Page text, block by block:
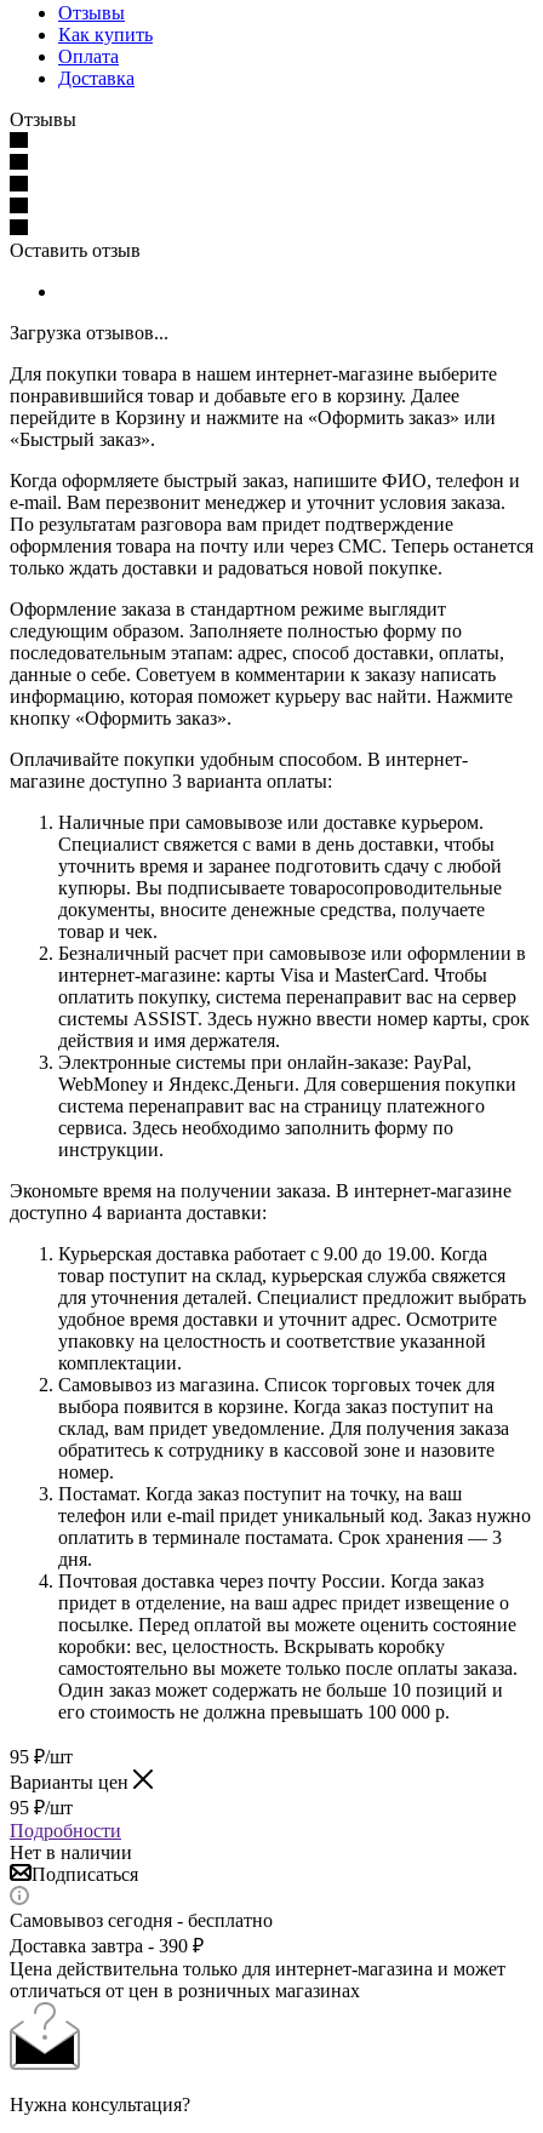
Отзывы
Как купить
Оплата
Доставка
Отзывы
Оставить отзыв
Загрузка отзывов...
Для покупки товара в нашем интернет-магазине выберите
понравившийся товар и добавьте его в корзину. Далее
перейдите в Корзину и нажмите на «Оформить заказ» или
«Быстрый заказ».
Когда оформляете быстрый заказ, напишите ФИО, телефон и
e-mail. Вам перезвонит менеджер и уточнит условия заказа.
По результатам разговора вам придет подтверждение
оформления товара на почту или через СМС. Теперь останется
только ждать доставки и радоваться новой покупке.
Оформление заказа в стандартном режиме выглядит
следующим образом. Заполняете полностью форму по
последовательным этапам: адрес, способ доставки, оплаты,
данные о себе. Советуем в комментарии к заказу написать
информацию, которая поможет курьеру вас найти. Нажмите
кнопку «Оформить заказ».
Оплачивайте покупки удобным способом. В интернет-
магазине доступно 3 варианта оплаты:
Наличные при самовывозе или доставке курьером.
Специалист свяжется с вами в день доставки, чтобы
уточнить время и заранее подготовить сдачу с любой
купюры. Вы подписываете товаросопроводительные
документы, вносите денежные средства, получаете
товар и чек.
Безналичный расчет при самовывозе или оформлении в
интернет-магазине: карты Visa и MasterCard. Чтобы
оплатить покупку, система перенаправит вас на сервер
системы ASSIST. Здесь нужно ввести номер карты, срок
действия и имя держателя.
Электронные системы при онлайн-заказе: PayPal,
WebMoney и Яндекс.Деньги. Для совершения покупки
система перенаправит вас на страницу платежного
сервиса. Здесь необходимо заполнить форму по
инструкции.
Экономьте время на получении заказа. В интернет-магазине
доступно 4 варианта доставки:
Курьерская доставка работает с 9.00 до 19.00. Когда
товар поступит на склад, курьерская служба свяжется
для уточнения деталей. Специалист предложит выбрать
удобное время доставки и уточнит адрес. Осмотрите
упаковку на целостность и соответствие указанной
комплектации.
Самовывоз из магазина. Список торговых точек для
выбора появится в корзине. Когда заказ поступит на
склад, вам придет уведомление. Для получения заказа
обратитесь к сотруднику в кассовой зоне и назовите
номер.
Постамат. Когда заказ поступит на точку, на ваш
телефон или e-mail придет уникальный код. Заказ нужно
оплатить в терминале постамата. Срок хранения — 3
дня.
Почтовая доставка через почту России. Когда заказ
придет в отделение, на ваш адрес придет извещение о
посылке. Перед оплатой вы можете оценить состояние
коробки: вес, целостность. Вскрывать коробку
самостоятельно вы можете только после оплаты заказа.
Один заказ может содержать не больше 10 позиций и
его стоимость не должна превышать 100 000 р.
95 ₽/шт
Варианты цен
95 ₽/шт
Подробности
Нет в наличии
Подписаться
Самовывоз сегодня - бесплатно
Доставка завтра - 390 ₽
Цена действительна только для интернет-магазина и может
отличаться от цен в розничных магазинах
Нужна консультация?